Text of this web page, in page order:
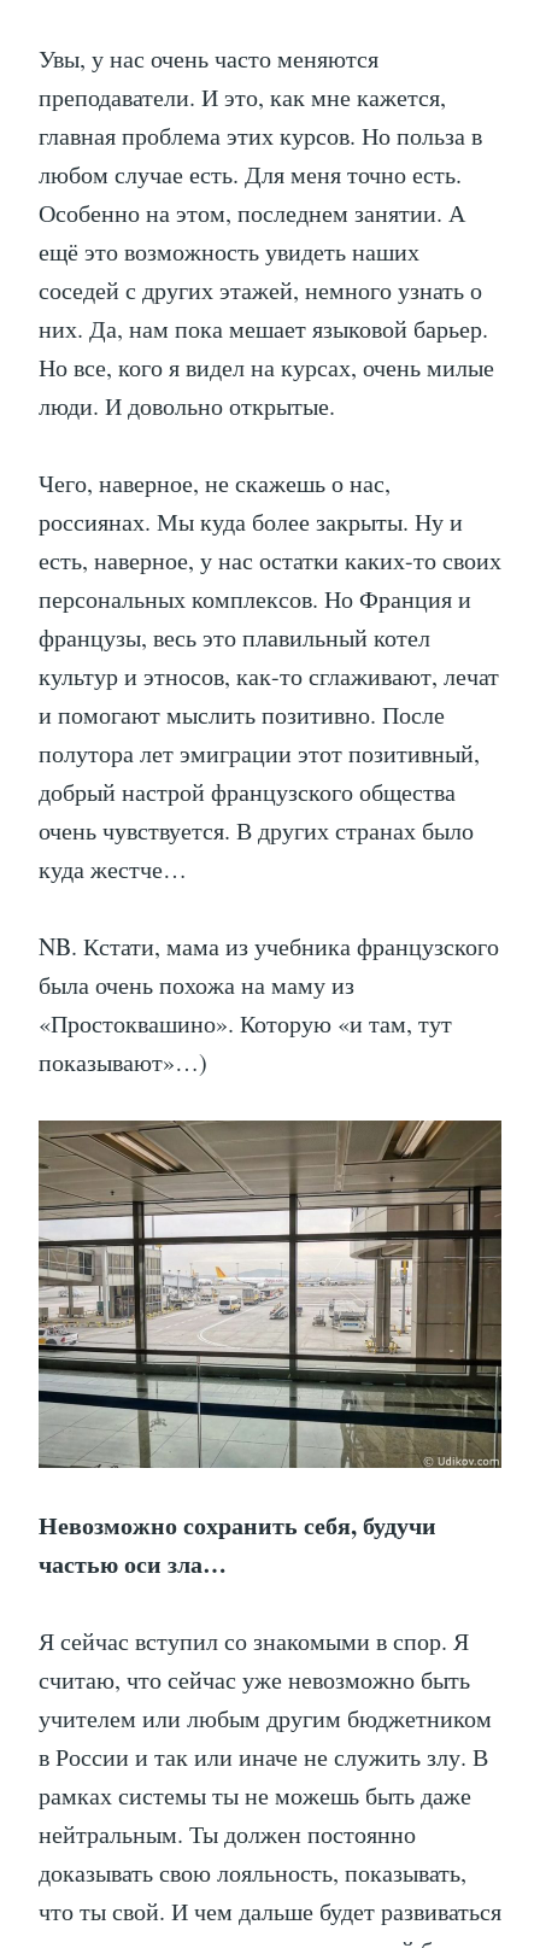
Увы, у нас очень часто меняются
преподаватели. И это, как мне кажется,
главная проблема этих курсов. Но польза в
любом случае есть. Для меня точно есть.
Особенно на этом, последнем занятии. А
ещё это возможность увидеть наших
соседей с других этажей, немного узнать о
них. Да, нам пока мешает языковой барьер.
Но все, кого я видел на курсах, очень милые
люди. И довольно открытые.
Чего, наверное, не скажешь о нас,
россиянах. Мы куда более закрыты. Ну и
есть, наверное, у нас остатки каких-то своих
персональных комплексов. Но Франция и
французы, весь это плавильный котел
культур и этносов, как-то сглаживают, лечат
и помогают мыслить позитивно. После
полутора лет эмиграции этот позитивный,
добрый настрой французского общества
очень чувствуется. В других странах было
куда жестче…
NB. Кстати, мама из учебника французского
была очень похожа на маму из
«Простоквашино». Которую «и там, тут
показывают»…)
Невозможно сохранить себя, будучи
частью оси зла…
Я сейчас вступил со знакомыми в спор. Я
считаю, что сейчас уже невозможно быть
учителем или любым другим бюджетником
в России и так или иначе не служить злу. В
рамках системы ты не можешь быть даже
нейтральным. Ты должен постоянно
доказывать свою лояльность, показывать,
что ты свой. И чем дальше будет развиваться